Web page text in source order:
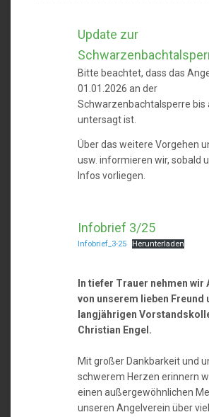
Update zur
Bitte beachtet, dass das
01.01.2026 an der
Schwarzenbachtalsperre bis
untersagt ist.
Über das weitere Vorgehen
usw. informieren wir, sobald
Infos vorliegen.
Infobrief 3/25
Infobrief_3-25 Herunterladen
In tiefer Trauer nehmen wir
von unserem lieben Freund
langjährigen
Christian Engel.
Mit großer Dankbarkeit und
schwerem Herzen erinnern
einen außergewöhnlichen
unseren Angelverein über